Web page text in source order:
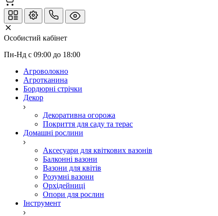
Особистий кабінет
Пн-Нд с 09:00 до 18:00
Агроволокно
Агротканина
Бордюрні стрічки
Декор
Декоративна огорожа
Покриття для саду та терас
Домашні рослини
Аксесуари для квіткових вазонів
Балконні вазони
Вазони для квітів
Розумні вазони
Орхідейниці
Опори для рослин
Інструмент